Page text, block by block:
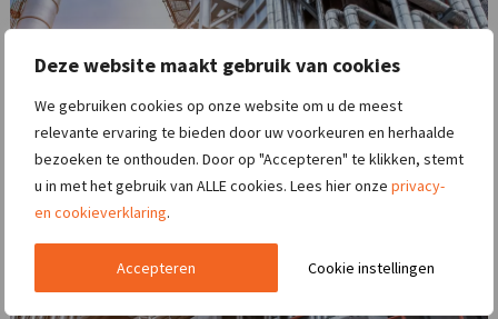
Deze website maakt gebruik van cookies
We gebruiken cookies op onze website om u de meest
relevante ervaring te bieden door uw voorkeuren en herhaalde
bezoeken te onthouden. Door op "Accepteren" te klikken, stemt
u in met het gebruik van ALLE cookies. Lees hier onze privacy-
en cookieverklaring.
Cookie instellingen
Accepteren